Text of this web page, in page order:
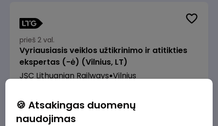
prieš 2 val.
Vyriausiasis veiklos užtikrinimo ir atitikties
ekspertas (-ė) (Vilnius, LT)
JSC Lithuanian Railways Vilnius
🍪 Atsakingas duomenų
naudojimas